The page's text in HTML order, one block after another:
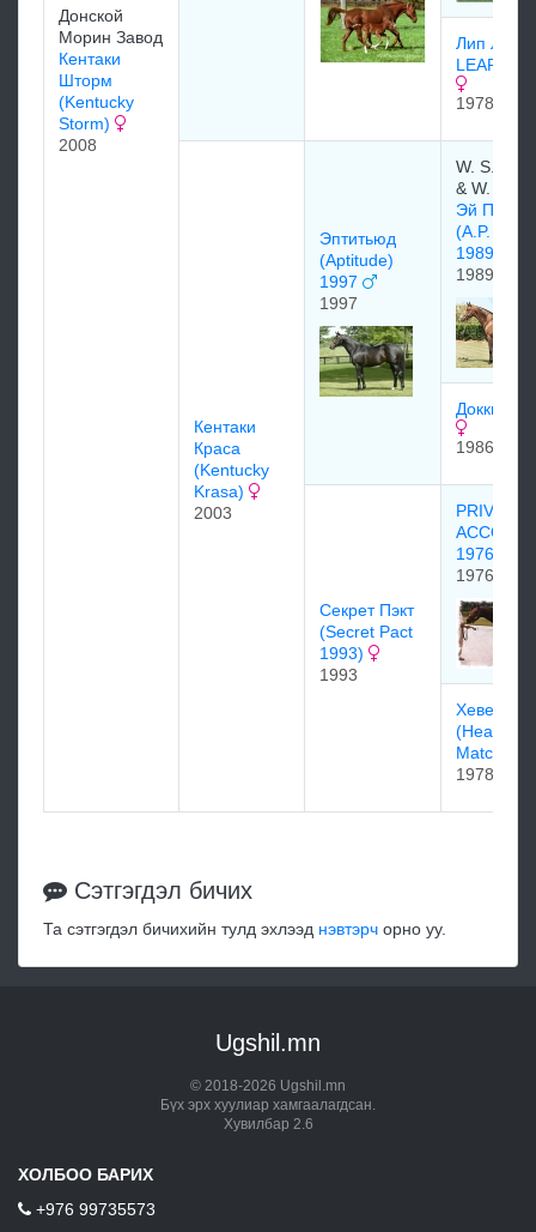
Донской
Морин Завод
Кентаки
Шторм
(Kentucky
Storm)
2008
Лип
LEAP
1978
Кентаки
Краса
(Kentucky
Krasa)
2003
Эптитьюд
(Aptitude)
1997
1997
W. S.
& W. S.
Эй Пи
(A.P. INDY
1989)
1989
Докки
1986
Ceкрeт Пэкт
(Secret Pact
1993)
1993
PRIVATE
1976
1976
Хeвeнли
(Heavenly
Match)
1978
Сэтгэгдэл бичих
Та сэтгэгдэл бичихийн тулд эхлээд нэвтэрч орно уу.
Ugshil.mn
© 2018-2026 Ugshil.mn
Бүх эрх хуулиар хамгаалагдсан.
Хувилбар 2.6
ХОЛБОО БАРИХ
+976 99735573